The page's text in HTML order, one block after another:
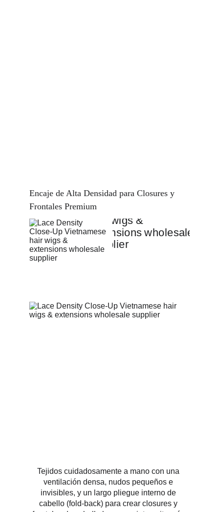
Encaje de Alta Densidad para Closures y
Frontales Premium
Tejidos cuidadosamente a mano con una
ventilación densa, nudos pequeños e
invisibles, y un largo pliegue interno de
cabello (fold-back) para crear closures y